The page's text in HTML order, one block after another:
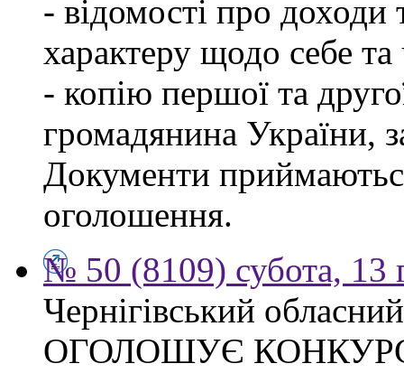
- відомості про доходи
характеру щодо себе та
- копію першої та
громадянина України,
Документи
оголошення.
№ 50 (8109) субота, 13
Чернігівський
ОГОЛОШУЄ